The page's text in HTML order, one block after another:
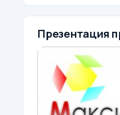
Презентация